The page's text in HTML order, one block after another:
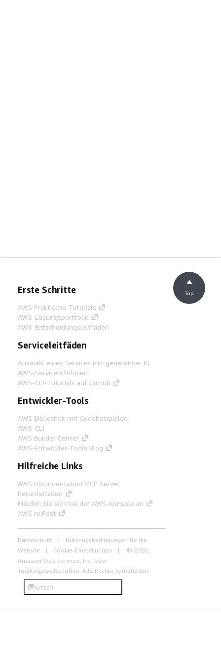
Erste Schritte
AWS Praktische Tutorials
AWS-Lösungsportfolio
AWS-Entscheidungsleitfäden
Serviceleitfäden
Auswahl eines Services mit generativer KI
AWS-Servicerichtlinien
AWS-CLI-Tutorials auf GitHub
Entwickler-Tools
AWS Bibliothek mit Codebeispielen
AWS-CLI
AWS Builder Center
AWS-Entwickler-Tools Blog
Hilfreiche Links
AWS Documentation MCP Server
herunterladen
Melden Sie sich bei der AWS-Konsole an
AWS re:Post
Datenschutz
Nutzungsbedingungen für die
Website
Cookie-Einstellungen
© 2026,
Amazon Web Services, Inc. oder
Tochtergesellschaften. Alle Rechte vorbehalten.
Deutsch
Top